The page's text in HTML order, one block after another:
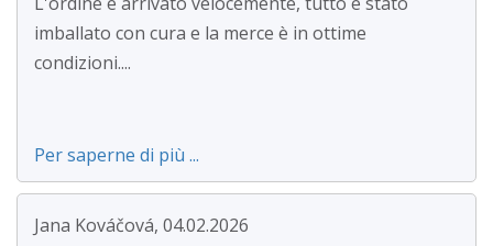
imballato con cura e la merce è in ottime
condizioni....
Per saperne di più ...
Jana Kováčová, 04.02.2026